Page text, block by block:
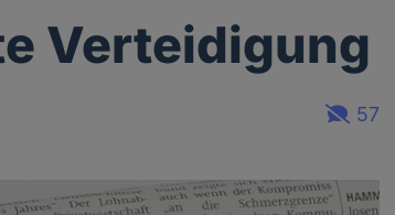
Verteidigung
57